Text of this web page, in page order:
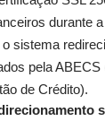
durante
sistema
pela
de Crédito).